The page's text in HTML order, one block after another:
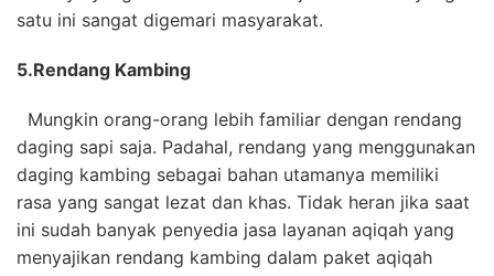
satu ini sangat digemari masyarakat.
5.Rendang Kambing
Mungkin orang-orang lebih familiar dengan rendang
daging sapi saja. Padahal, rendang yang menggunakan
daging kambing sebagai bahan utamanya memiliki
rasa yang sangat lezat dan khas. Tidak heran jika saat
ini sudah banyak penyedia jasa layanan aqiqah yang
menyajikan rendang kambing dalam paket aqiqah